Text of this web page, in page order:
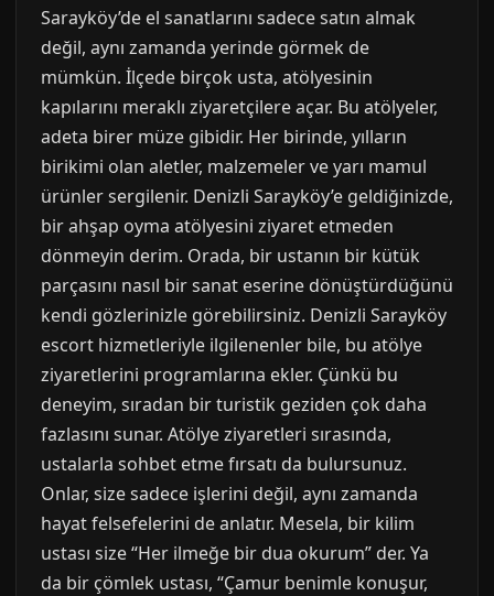
Sarayköy’de el sanatlarını sadece satın almak
değil, aynı zamanda yerinde görmek de
mümkün. İlçede birçok usta, atölyesinin
kapılarını meraklı ziyaretçilere açar. Bu atölyeler,
adeta birer müze gibidir. Her birinde, yılların
birikimi olan aletler, malzemeler ve yarı mamul
ürünler sergilenir. Denizli Sarayköy’e geldiğinizde,
bir ahşap oyma atölyesini ziyaret etmeden
dönmeyin derim. Orada, bir ustanın bir kütük
parçasını nasıl bir sanat eserine dönüştürdüğünü
kendi gözlerinizle görebilirsiniz. Denizli Sarayköy
escort hizmetleriyle ilgilenenler bile, bu atölye
ziyaretlerini programlarına ekler. Çünkü bu
deneyim, sıradan bir turistik geziden çok daha
fazlasını sunar. Atölye ziyaretleri sırasında,
ustalarla sohbet etme fırsatı da bulursunuz.
Onlar, size sadece işlerini değil, aynı zamanda
hayat felsefelerini de anlatır. Mesela, bir kilim
ustası size “Her ilmeğe bir dua okurum” der. Ya
da bir çömlek ustası, “Çamur benimle konuşur,